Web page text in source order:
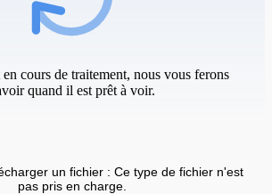
cours de traitement, nous vous ferons
quand il est prêt à voir.
un fichier : Ce type de fichier n'est
pas pris en charge.